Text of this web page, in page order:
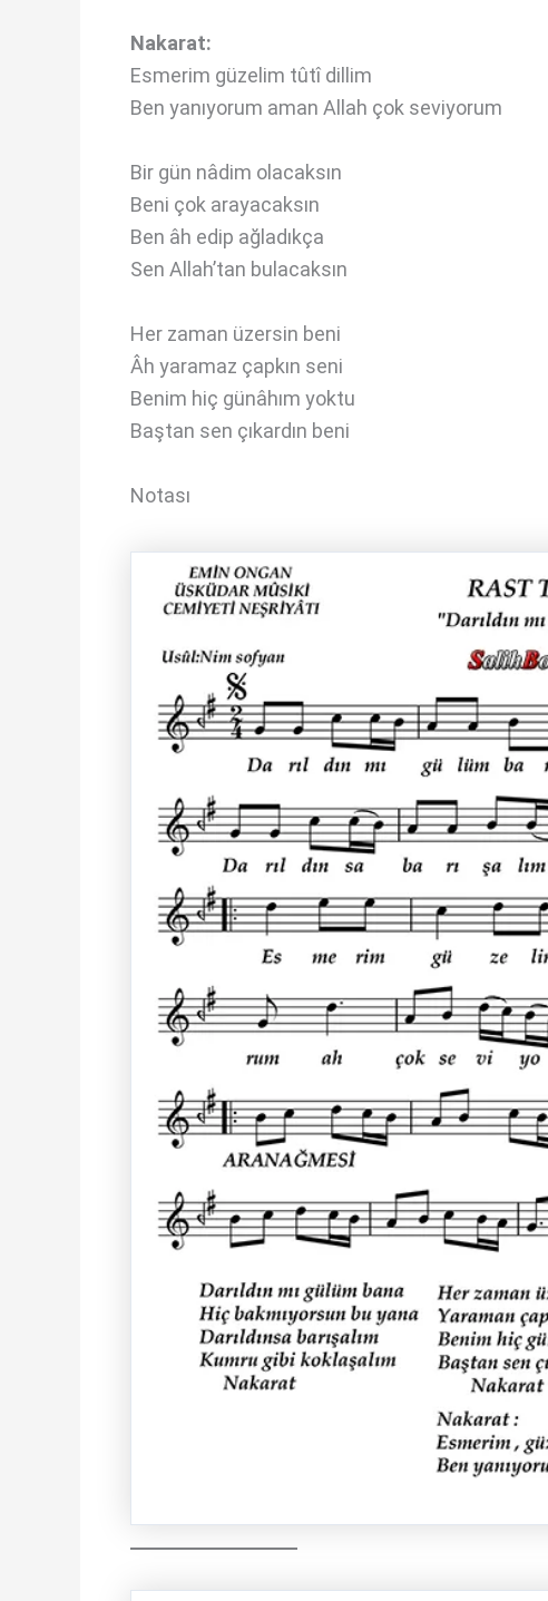
Nakarat:
Esmerim güzelim tûtî dillim
Ben yanıyorum aman Allah çok seviyorum
Bir gün nâdim olacaksın
Beni çok arayacaksın
Ben âh edip ağladıkça
Sen Allah’tan bulacaksın
Her zaman üzersin beni
Âh yaramaz çapkın seni
Benim hiç günâhım yoktu
Baştan sen çıkardın beni
Notası